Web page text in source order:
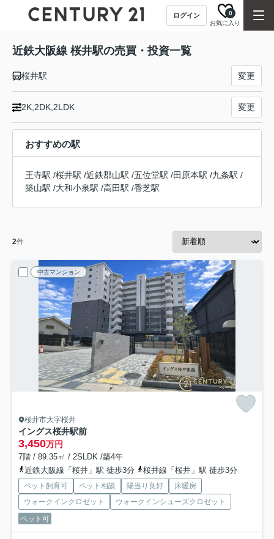
ログイン
お気に入り
0
近鉄大阪線 桜井駅の売買・投資一覧
桜井駅 変更
2K,2DK,2LDK 変更
おすすめの駅
王寺駅 /桜井駅 /近鉄郡山駅 /五位堂駅 /田原本駅 /九条駅 /
築山駅 /大和小泉駅 /高田駅 /香芝駅
2件
中古マンション
桜井市大字桜井
イングス桜井駅前
3,450万円
7階 / 89.35㎡ / 2SLDK /築4年
近鉄大阪線「桜井」駅 徒歩3分
桜井線「桜井」駅 徒歩3分
ペット飼育可 ペット相談 陽当り良好
床暖房
ウォークインクロゼット
ウォークインシューズクロゼット
ペット可